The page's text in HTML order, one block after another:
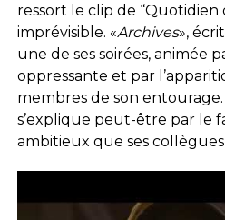
ressort le clip de “Quotidien
imprévisible. «Archives»,
une de ses soirées, animée
oppressante et par
membres de son
s’explique peut-être par le
ambitieux que ses